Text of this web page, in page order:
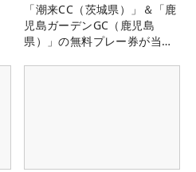
「潮来CC（茨城県）」＆「鹿
児島ガーデンGC（鹿児島
県）」の無料プレー券が当た